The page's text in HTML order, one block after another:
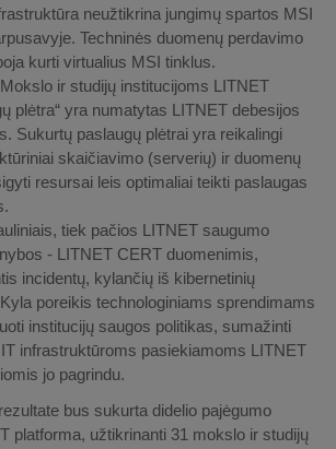
neužtikrina jungimų spartos MSI
Techninės duomenų perdavimo
kurti virtualius MSI tinklus.
ir studijų institucijoms LITNET
plėtra“ yra numatytas LITNET debesijos
Sukurtų paslaugų plėtrai yra reikalingi
skaičiavimo (serverių) ir duomenų
resursai leis optimaliai teikti paslaugas
tiek pačios LITNET saugumo
- LITNET CERT duomenimis,
incidentų, kylančių iš kibernetinių
poreikis technologiniams sprendimams
institucijų saugos politikas, sumažinti
infrastruktūroms pasiekiamoms LITNET
jo pagrindu.
bus sukurta didelio pajėgumo
platforma, užtikrinanti 31 mokslo ir studijų